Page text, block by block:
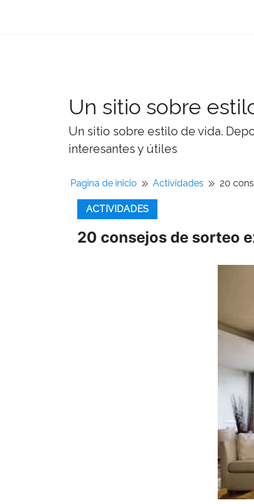
Un sitio sobre
Un sitio sobre estilo de vida.
interesantes y útiles
Pagina de inicio Actividades 20
ACTIVIDADES
20 consejos de sorteo